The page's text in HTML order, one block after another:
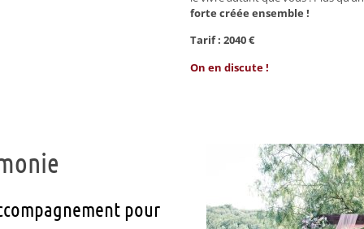
forte créée ensemble !
Tarif : 2040 €
On en discute !
pour